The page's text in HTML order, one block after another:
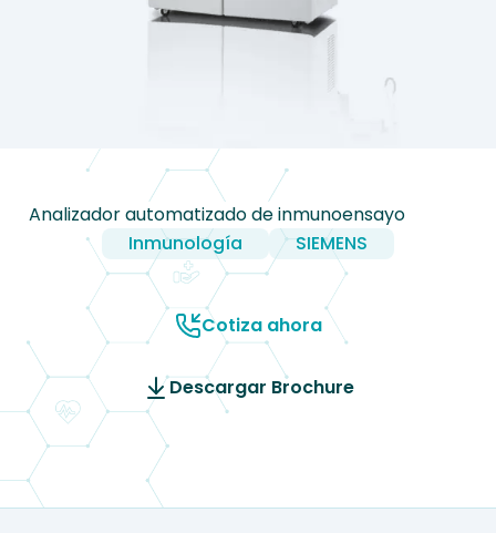
Analizador automatizado de inmunoensayo
Inmunología
SIEMENS
Cotiza ahora
Descargar Brochure